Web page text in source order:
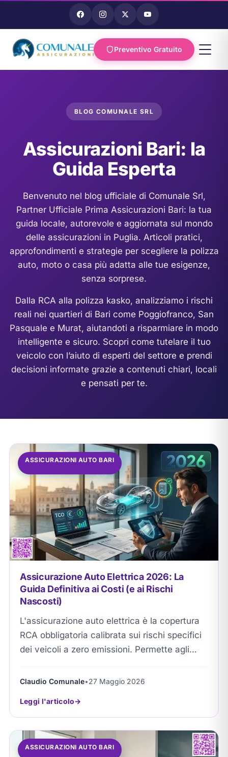
Preventivo Gratuito
BLOG COMUNALE SRL
Assicurazioni Bari: la
Guida Esperta
Benvenuto nel blog ufficiale di Comunale Srl,
Partner Ufficiale Prima Assicurazioni Bari: la tua
guida locale, autorevole e aggiornata sul mondo
delle assicurazioni in Puglia. Articoli pratici,
approfondimenti e strategie per scegliere la polizza
auto, moto o casa più adatta alle tue esigenze,
senza sorprese.
Dalla RCA alla polizza kasko, analizziamo i rischi
reali nei quartieri di Bari come Poggiofranco, San
Pasquale e Murat, aiutandoti a risparmiare in modo
intelligente e sicuro. Scopri come tutelare il tuo
veicolo con l’aiuto di esperti del settore e prendi
decisioni informate grazie a contenuti chiari, locali
e pensati per te.
ASSICURAZIONI AUTO BARI
Assicurazione Auto Elettrica 2026: La
Guida Definitiva ai Costi (e ai Rischi
Nascosti)
L'assicurazione auto elettrica è la copertura
RCA obbligatoria calibrata sui rischi specifici
dei veicoli a zero emissioni. Permette agli
premio base,...
Claudio Comunale•27 Maggio 2026
Leggi l'articolo
ASSICURAZIONI AUTO BARI